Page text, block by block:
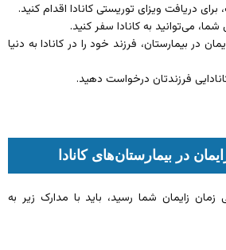
برای دریافت ویزای توریستی کانادا اقدام کنید.
می‌توانید به کانادا سفر کنید.
در بیمارستان، فرزند خود را در کانادا به دنیا
فرزندتان درخواست دهید.
در بیمارستان‌های کانادا
زمان زایمان شما رسید، باید با مدارک زیر به